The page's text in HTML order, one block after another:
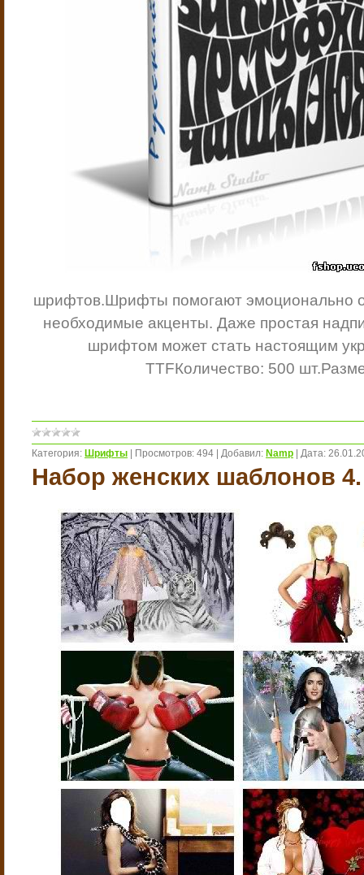
шрифтов.Шрифты помогают эмоционально
необходимые акценты.Даже простая
шрифтом может стать настоящим
TTFКоличество: 500 шт.
Категория: Шрифты Просмотров: 494 Добавил: Namp Дата:
Набор женских шаблонов 4.